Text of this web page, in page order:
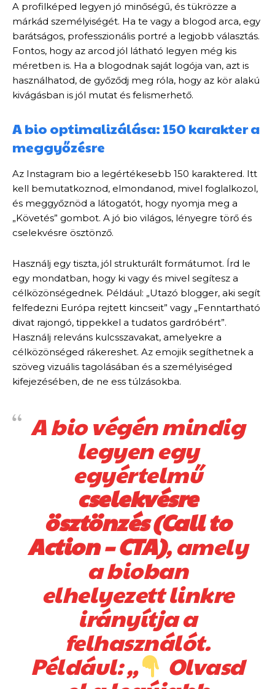
A profilképed legyen jó minőségű, és tükrözze a
márkád személyiségét. Ha te vagy a blogod arca, egy
barátságos, professzionális portré a legjobb választás.
Fontos, hogy az arcod jól látható legyen még kis
méretben is. Ha a blogodnak saját logója van, azt is
használhatod, de győződj meg róla, hogy az kör alakú
kivágásban is jól mutat és felismerhető.
A bio optimalizálása: 150 karakter a
meggyőzésre
Az Instagram bio a legértékesebb 150 karaktered. Itt
kell bemutatkoznod, elmondanod, mivel foglalkozol,
és meggyőznöd a látogatót, hogy nyomja meg a
„Követés” gombot. A jó bio világos, lényegre törő és
cselekvésre ösztönző.
Használj egy tiszta, jól strukturált formátumot. Írd le
egy mondatban, hogy ki vagy és mivel segítesz a
célközönségednek. Például: „Utazó blogger, aki segít
felfedezni Európa rejtett kincseit” vagy „Fenntartható
divat rajongó, tippekkel a tudatos gardróbért”.
Használj releváns kulcsszavakat, amelyekre a
célközönséged rákereshet. Az emojik segíthetnek a
szöveg vizuális tagolásában és a személyiséged
kifejezésében, de ne ess túlzásokba.
A bio végén mindig
legyen egy
egyértelmű
cselekvésre
ösztönzés (Call to
Action – CTA), amely
a bioban
elhelyezett linkre
irányítja a
felhasználót.
Például: „ Olvasd